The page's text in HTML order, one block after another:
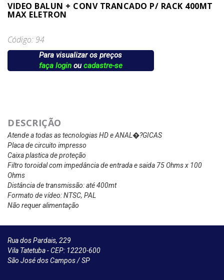
VIDEO BALUN + CONV TRANCADO P/ RACK 400MT
MAX ELETRON
Código: 94
Para visualizar os preços
faça loginoucadastre-se
DESCRIÇÃO
Atende a todas as tecnologias HD e ANAL�?GICAS
Placa de circuito impresso
Caixa plastica de proteção
Filtro toroidal com impedância de entrada e saida 75 Ohms x 100
Ohms
Distância de transmissão: até 400mt
Formato de vídeo: NTSC, PAL
Não requer alimentação
Rua dos Pardais, 229
Vila Tatetuba - CEP: 12220-600
São José dos Campos / SP